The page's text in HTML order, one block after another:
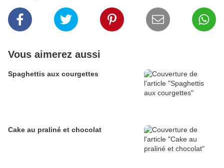
Vous aimerez aussi
Spaghettis aux courgettes
Cake au praliné et chocolat